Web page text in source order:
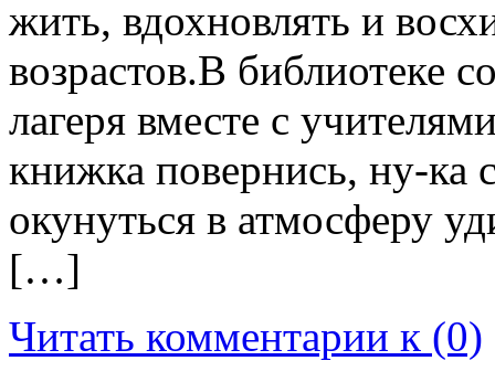
жить, вдохновлять и
возрастов.В библиотеке
лагеря вместе с
книжка повернись, ну-ка
окунуться в атмосферу
[…]
Читать комментарии к (0)